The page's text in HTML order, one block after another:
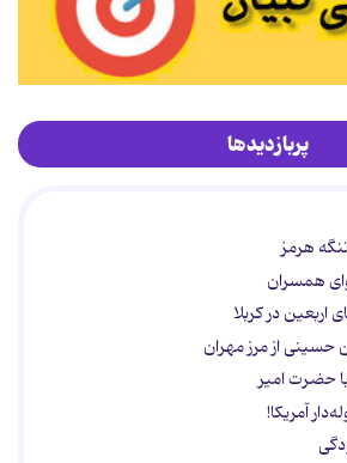
پربازدیدها
هرمز
در کربلا
حسینی از مرز مهران
حضرت امیر
آمریکا!